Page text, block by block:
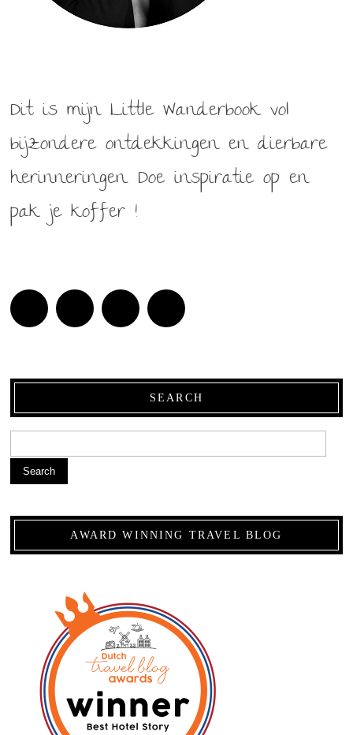
Dit is mijn Little Wanderbook vol
bijzondere ontdekkingen en dierbare
herinneringen. Doe inspiratie op en
pak je koffer !
SEARCH
Search
AWARD WINNING TRAVEL BLOG